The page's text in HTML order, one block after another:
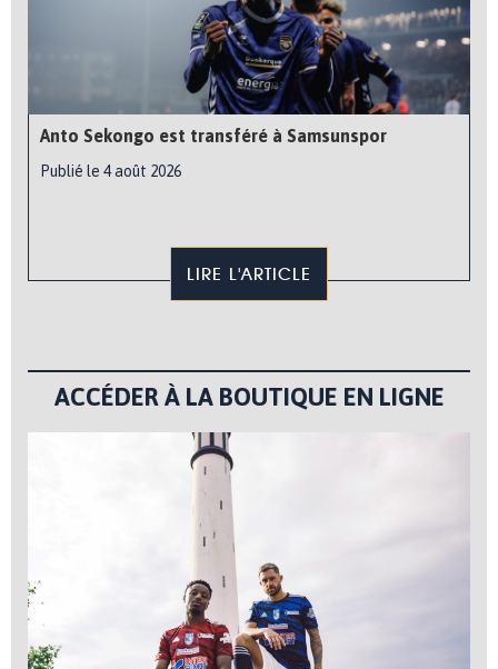
Anto Sekongo est transféré à Samsunspor
Publié le 4 août 2026
LIRE L'ARTICLE
ACCÉDER À LA BOUTIQUE EN LIGNE